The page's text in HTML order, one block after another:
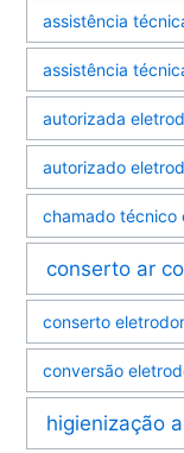
assistência
assistência
autorizada
autorizado
chamado técnico
conserto ar
conserto
conversão
higienização